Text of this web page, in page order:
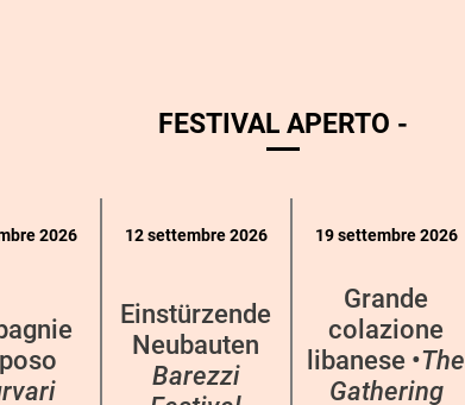
FESTIVAL APERTO -
2026 12 settembre 2026
Einstürzende
Neubauten
Barezzi
19 settembre 2026
Grande
colazione
libanese •The
Gathering